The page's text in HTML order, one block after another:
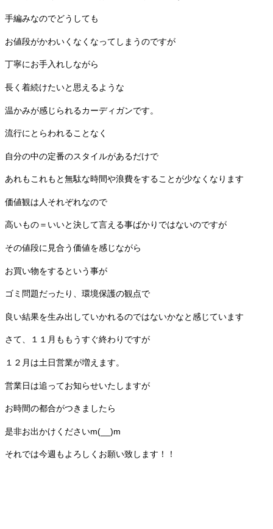
手編みなのでどうしても
お値段がかわいくなくなってしまうのですが
丁寧にお手入れしながら
長く着続けたいと思えるような
温かみが感じられるカーディガンです。
流行にとらわれることなく
自分の中の定番のスタイルがあるだけで
あれもこれもと無駄な時間や浪費をすることが少なくなります
価値観は人それぞれなので
高いもの＝いいと決して言える事ばかりではないのですが
その値段に見合う価値を感じながら
お買い物をするという事が
ゴミ問題だったり、環境保護の観点で
良い結果を生み出していかれるのではないかなと感じています
さて、１１月ももうすぐ終わりですが
１２月は土日営業が増えます。
営業日は追ってお知らせいたしますが
お時間の都合がつきましたら
是非お出かけくださいm(__)m
それでは今週もよろしくお願い致します！！